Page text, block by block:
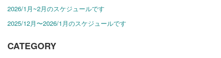
2026/1月~2月のスケジュールです
2025/12月〜2026/1月のスケジュールです
CATEGORY